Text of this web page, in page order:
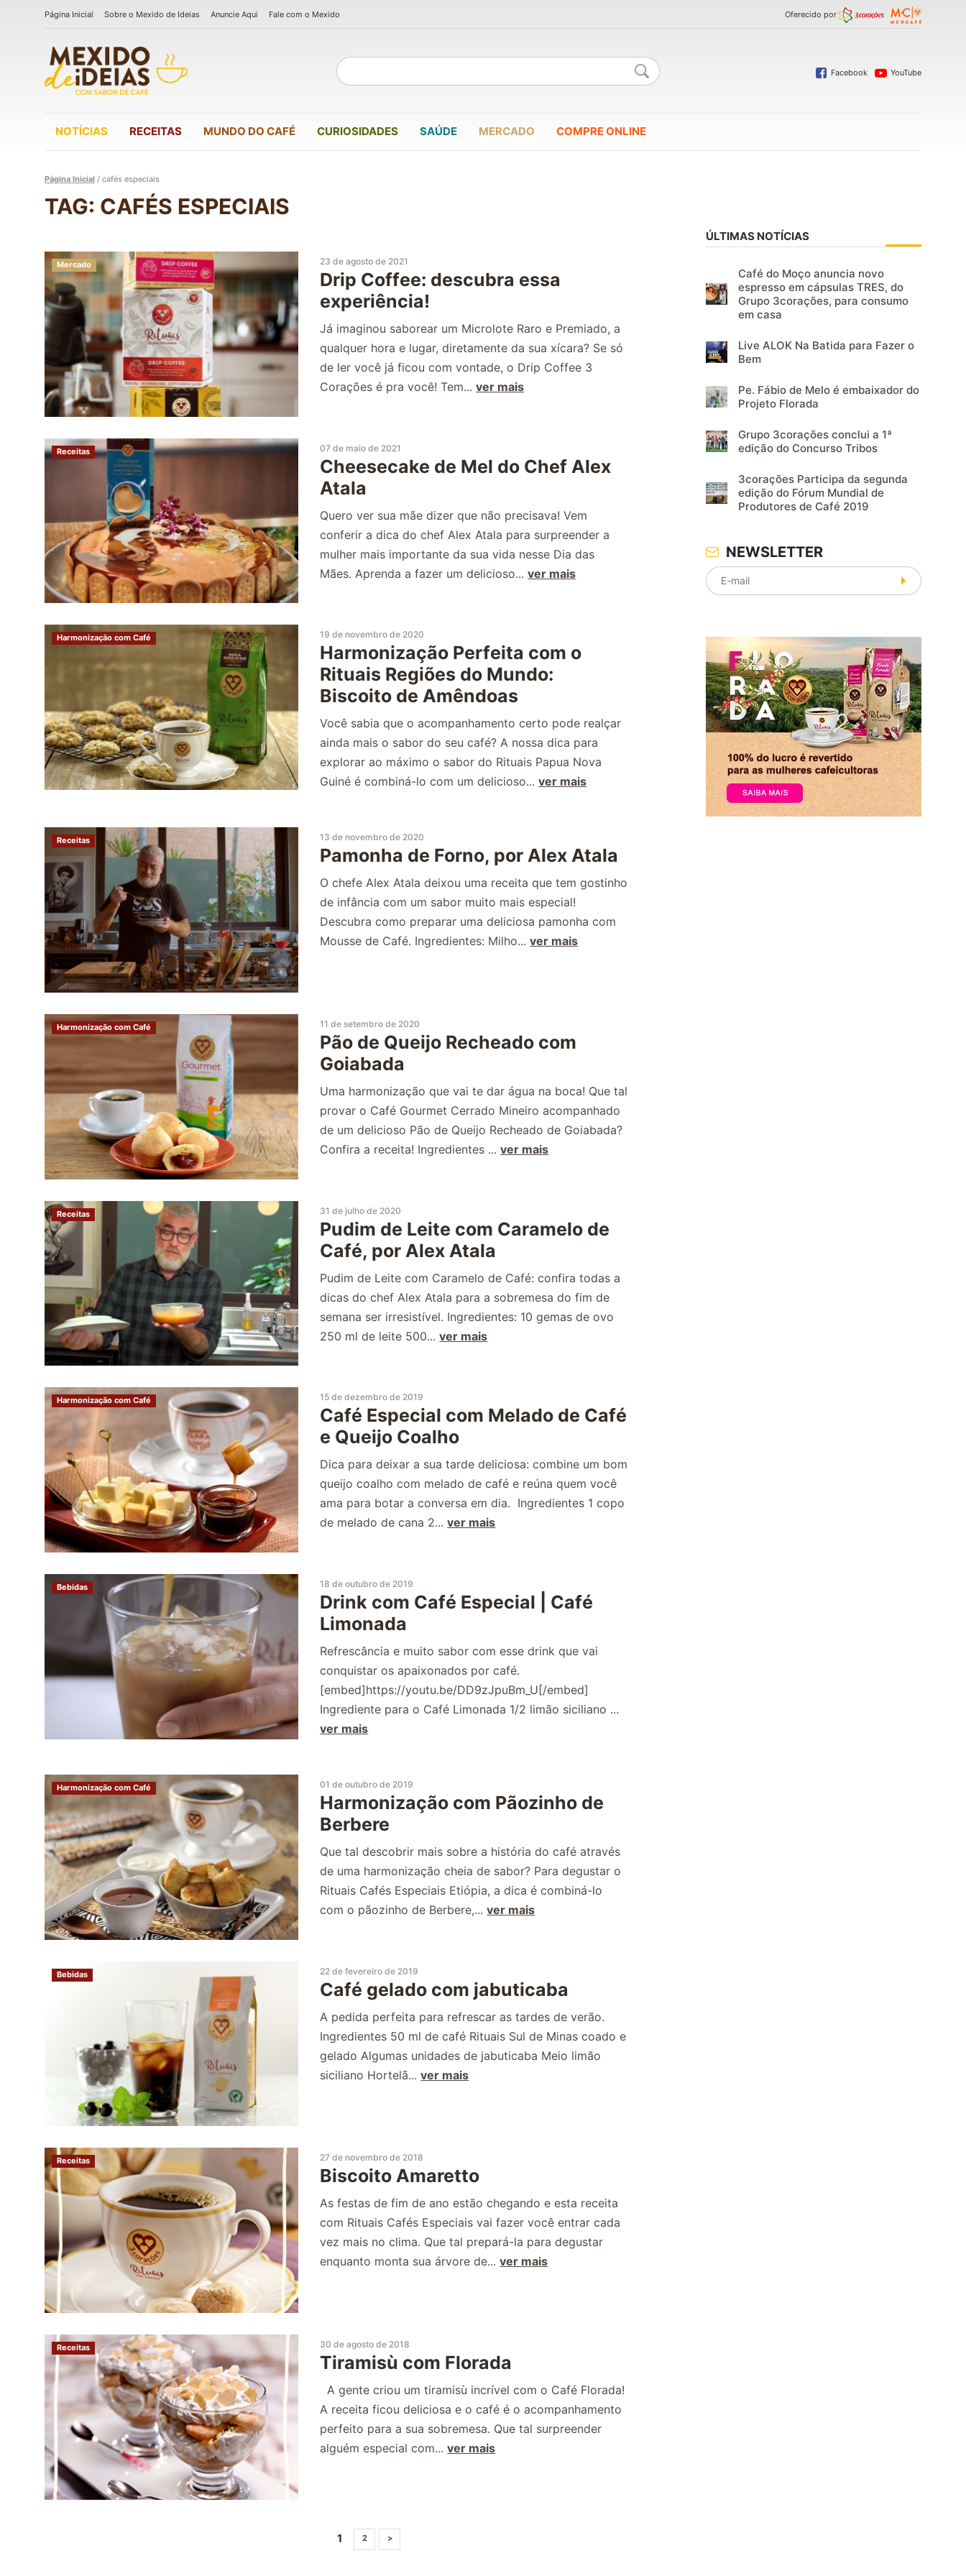
Página Inicial Sobre o Mexido de Ideias Anuncie Aqui Fale com o Mexido Oferecido por
Facebook YouTube
NOTÍCIAS RECEITAS MUNDO DO CAFÉ CURIOSIDADES SAÚDE MERCADO COMPRE ONLINE
Página Inicial / cafés especiais
TAG: CAFÉS ESPECIAIS
Mercado 23 de agosto de 2021
Drip Coffee: descubra essa
experiência!
Já imaginou saborear um Microlote Raro e Premiado, a
qualquer hora e lugar, diretamente da sua xícara? Se só
de ler você já ficou com vontade, o Drip Coffee 3
Corações é pra você! Tem...ver mais
Receitas 07 de maio de 2021
Cheesecake de Mel do Chef Alex
Atala
Quero ver sua mãe dizer que não precisava! Vem
conferir a dica do chef Alex Atala para surpreender a
mulher mais importante da sua vida nesse Dia das
Mães. Aprenda a fazer um delicioso...ver mais
Harmonização com Café 19 de novembro de 2020
Harmonização Perfeita com o
Rituais Regiões do Mundo:
Biscoito de Amêndoas
Você sabia que o acompanhamento certo pode realçar
ainda mais o sabor do seu café? A nossa dica para
explorar ao máximo o sabor do Rituais Papua Nova
Guiné é combiná-lo com um delicioso...ver mais
Receitas 13 de novembro de 2020
Pamonha de Forno, por Alex Atala
O chefe Alex Atala deixou uma receita que tem gostinho
de infância com um sabor muito mais especial!
Descubra como preparar uma deliciosa pamonha com
Mousse de Café. Ingredientes: Milho...ver mais
Harmonização com Café 11 de setembro de 2020
Pão de Queijo Recheado com
Goiabada
Uma harmonização que vai te dar água na boca! Que tal
provar o Café Gourmet Cerrado Mineiro acompanhado
de um delicioso Pão de Queijo Recheado de Goiabada?
Confira a receita! Ingredientes ...ver mais
Receitas 31 de julho de 2020
Pudim de Leite com Caramelo de
Café, por Alex Atala
Pudim de Leite com Caramelo de Café: confira todas a
dicas do chef Alex Atala para a sobremesa do fim de
semana ser irresistível. Ingredientes: 10 gemas de ovo
250 ml de leite 500...ver mais
Harmonização com Café 15 de dezembro de 2019
Café Especial com Melado de Café
e Queijo Coalho
Dica para deixar a sua tarde deliciosa: combine um bom
queijo coalho com melado de café e reúna quem você
ama para botar a conversa em dia. Ingredientes 1 copo
de melado de cana 2...ver mais
Bebidas 18 de outubro de 2019
Drink com Café Especial | Café
Limonada
Refrescância e muito sabor com esse drink que vai
conquistar os apaixonados por café.
[embed]https://youtu.be/DD9zJpuBm_U[/embed]
Ingrediente para o Café Limonada 1/2 limão siciliano ...
ver mais
Harmonização com Café 01 de outubro de 2019
Harmonização com Pãozinho de
Berbere
Que tal descobrir mais sobre a história do café através
de uma harmonização cheia de sabor? Para degustar o
Rituais Cafés Especiais Etiópia, a dica é combiná-lo
com o pãozinho de Berbere,...ver mais
Bebidas 22 de fevereiro de 2019
Café gelado com jabuticaba
A pedida perfeita para refrescar as tardes de verão.
Ingredientes 50 ml de café Rituais Sul de Minas coado e
gelado Algumas unidades de jabuticaba Meio limão
siciliano Hortelã...ver mais
Receitas 27 de novembro de 2018
Biscoito Amaretto
As festas de fim de ano estão chegando e esta receita
com Rituais Cafés Especiais vai fazer você entrar cada
vez mais no clima. Que tal prepará-la para degustar
enquanto monta sua árvore de...ver mais
Receitas 30 de agosto de 2018
Tiramisù com Florada
A gente criou um tiramisù incrível com o Café Florada!
A receita ficou deliciosa e o café é o acompanhamento
perfeito para a sua sobremesa. Que tal surpreender
alguém especial com...ver mais
1 2 >
ÚLTIMAS NOTÍCIAS
Café do Moço anuncia novo
espresso em cápsulas TRES, do
Grupo 3corações, para consumo
em casa
Live ALOK Na Batida para Fazer o
Bem
Pe. Fábio de Melo é embaixador do
Projeto Florada
Grupo 3corações conclui a 1ª
edição do Concurso Tribos
3corações Participa da segunda
edição do Fórum Mundial de
Produtores de Café 2019
NEWSLETTER